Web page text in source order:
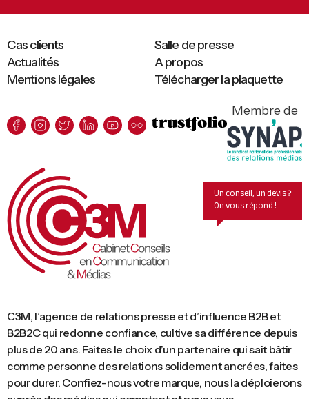
C3M, l’agence de relations presse et d’influence B2B et
B2B2C qui redonne confiance, cultive sa différence depuis
plus de 20 ans. Faites le choix d’un partenaire qui sait bâtir
comme personne des relations solidement ancrées, faites
pour durer. Confiez-nous votre marque, nous la déploierons
Mentions légales Télécharger la plaquette
Cas clients
Salle de presse
Actualités
A propos
Membre de
Un conseil, un devis ?
On vous répond !